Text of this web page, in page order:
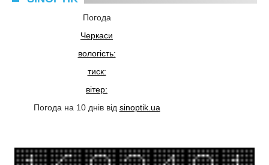
Погода
Черкаси
вологість:
тиск:
вітер:
Погода на 10 днів від sinoptik.ua